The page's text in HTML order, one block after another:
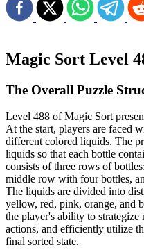
Magic Sort Level
The Overall Puzzle
Level 488 of Magic Sort
At the start, players are faced
different colored liquids. The
liquids so that each bottle
consists of three rows of
middle row with four bottles,
The liquids are divided into
yellow, red, pink, orange, and
the player's ability to
actions, and efficiently utilize
final sorted state.